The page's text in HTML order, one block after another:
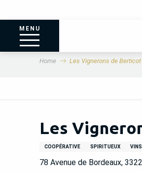
MENU
Home Les Vignerons de
Les
COOPÉRATIVE SPIRITUEUX VINS
78 Avenue de Bordeaux,